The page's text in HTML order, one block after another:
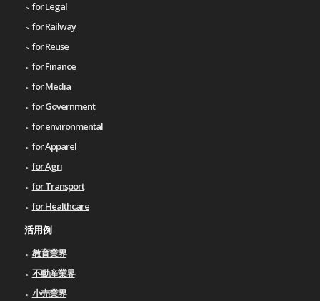
for Legal
for Railway
for Reuse
for Finance
for Media
for Government
for environmental
for Apparel
for Agri
for Transport
for Healthcare
活用例
教育業界
不動産業界
小売業界